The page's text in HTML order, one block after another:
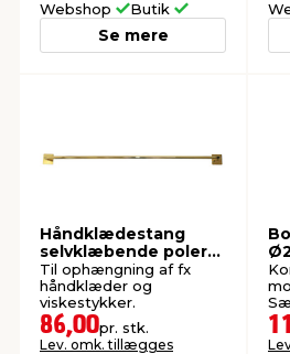
Webshop Butik
Se mere
Håndklædestang
selvklæbende poleret
messingfinish
Til ophængning af fx
håndklæder og
viskestykker.
86,00pr. stk.
Lev. omk. tillægges